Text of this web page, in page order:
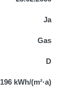
Ja
Gas
D
196 kWh/(m²·a)